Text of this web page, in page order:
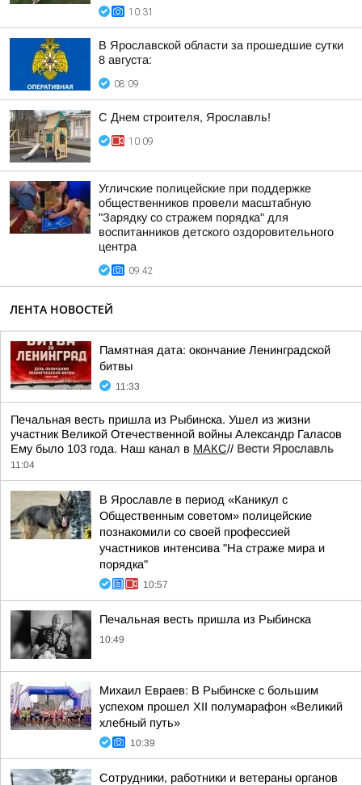
10:31
В Ярославской области за прошедшие сутки
8 августа:
08:09
С Днем строителя, Ярославль!
10:09
Угличские полицейские при поддержке
общественников провели масштабную
"Зарядку со стражем порядка" для
воспитанников детского оздоровительного
центра
09:42
ЛЕНТА НОВОСТЕЙ
Памятная дата: окончание Ленинградской
битвы
11:33
Печальная весть пришла из Рыбинска. Ушел из жизни
участник Великой Отечественной войны Александр Галасов
Ему было 103 года. Наш канал в МАКС// Вести Ярославль
11:04
В Ярославле в период «Каникул с
Общественным советом» полицейские
познакомили со своей профессией
участников интенсива "На страже мира и
порядка"
10:57
Печальная весть пришла из Рыбинска
10:49
Михаил Евраев: В Рыбинске с большим
успехом прошел XII полумарафон «Великий
хлебный путь»
10:39
Сотрудники, работники и ветераны органов